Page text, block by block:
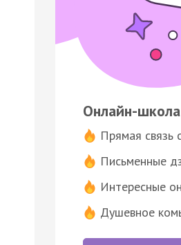
Онлайн-
Прямая связь
Письменные
Интересные
Душевное